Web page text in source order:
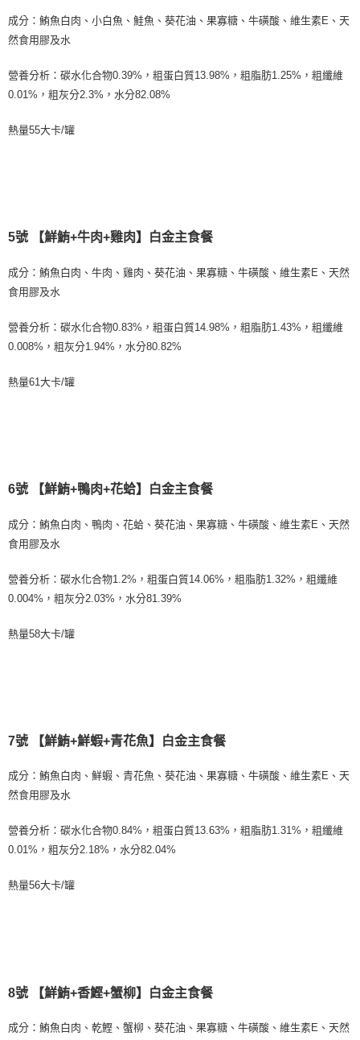
成分：鮪魚白肉、小白魚、鮭魚、葵花油、果寡糖、牛磺酸、維生素E、天
然食用膠及水
營養分析：碳水化合物0.39%，粗蛋白質13.98%，粗脂肪1.25%，粗纖維
0.01%，粗灰分2.3%，水分82.08%
熱量55大卡/罐
5號 【鮮鮪+牛肉+雞肉】白金主食餐
成分：鮪魚白肉、牛肉、雞肉、葵花油、果寡糖、牛磺酸、維生素E、天然
食用膠及水
營養分析：碳水化合物0.83%，粗蛋白質14.98%，粗脂肪1.43%，粗纖維
0.008%，粗灰分1.94%，水分80.82%
熱量61大卡/罐
6號 【鮮鮪+鴨肉+花蛤】白金主食餐
成分：鮪魚白肉、鴨肉、花蛤、葵花油、果寡糖、牛磺酸、維生素E、天然
食用膠及水
營養分析：碳水化合物1.2%，粗蛋白質14.06%，粗脂肪1.32%，粗纖維
0.004%，粗灰分2.03%，水分81.39%
熱量58大卡/罐
7號 【鮮鮪+鮮蝦+青花魚】白金主食餐
成分：鮪魚白肉、鮮蝦、青花魚、葵花油、果寡糖、牛磺酸、維生素E、天
然食用膠及水
營養分析：碳水化合物0.84%，粗蛋白質13.63%，粗脂肪1.31%，粗纖維
0.01%，粗灰分2.18%，水分82.04%
熱量56大卡/罐
8號 【鮮鮪+香鰹+蟹柳】白金主食餐
成分：鮪魚白肉、乾鰹、蟹柳、葵花油、果寡糖、牛磺酸、維生素E、天然